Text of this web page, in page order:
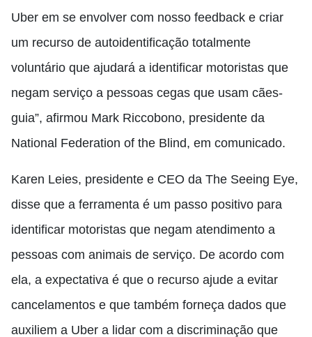
Uber em se envolver com nosso feedback e criar
um recurso de autoidentificação totalmente
voluntário que ajudará a identificar motoristas que
negam serviço a pessoas cegas que usam cães-
guia”, afirmou Mark Riccobono, presidente da
National Federation of the Blind, em comunicado.
Karen Leies, presidente e CEO da The Seeing Eye,
disse que a ferramenta é um passo positivo para
identificar motoristas que negam atendimento a
pessoas com animais de serviço. De acordo com
ela, a expectativa é que o recurso ajude a evitar
cancelamentos e que também forneça dados que
auxiliem a Uber a lidar com a discriminação que